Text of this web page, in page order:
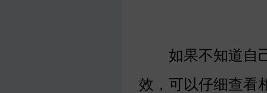
如果不知道自己
效，可以仔细查看